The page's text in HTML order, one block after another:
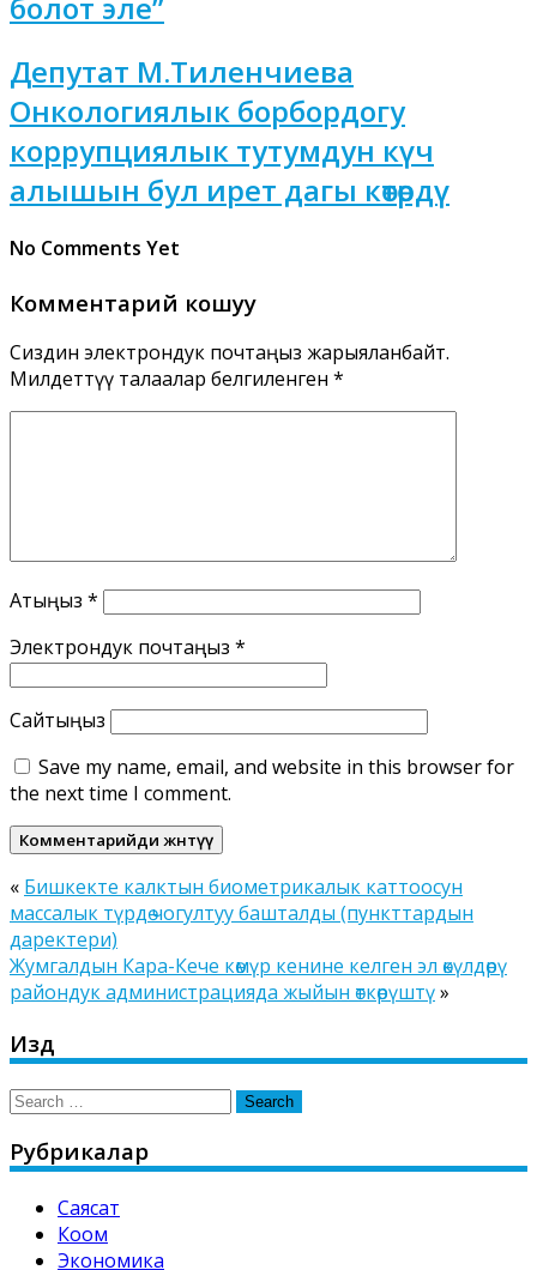
Депутат М.Тиленчиева
Онкологиялык борбордогу
коррупциялык тутумдун күч
алышын бул ирет дагы көтөрдү
No Comments Yet
Комментарий кошуу
Сиздин электрондук почтаңыз жарыяланбайт.
Милдеттүү талаалар белгиленген *
Атыңыз *
Электрондук почтаңыз *
Сайтыңыз
Save my name, email, and website in this browser for
the next time I comment.
« Бишкекте калктын биометрикалык каттоосун
массалык түрдө чогултуу башталды (пункттардын
даректери)
Жумгалдын Кара-Кече көмүр кенине келген эл өкүлдөрү
райондук администрацияда жыйын өткөрүштү»
Издөө
Search
Рубрикалар
Саясат
Коом
Экономика